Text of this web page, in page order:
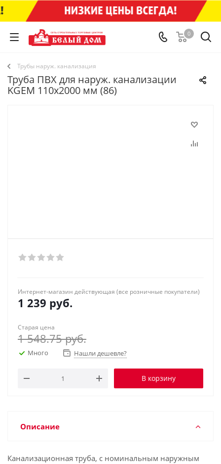
0
Трубы наруж. канализация
Труба ПВХ для наруж. канализации
KGEM 110x2000 мм (86)
Интернет-магазин действующая (все розничные покупатели)
1 239 руб.
Старая цена
1 548.75руб.
Много Нашли дешевле?
В корзину
Описание
Канализационная труба, с номинальным наружным